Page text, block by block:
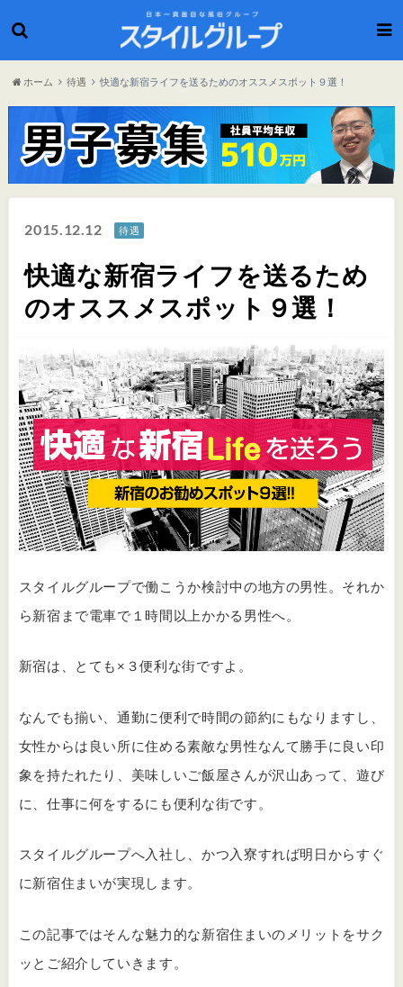
ホーム 待遇 快適な新宿ライフを送るためのオススメスポット９選！
2015.12.12 待遇
快適な新宿ライフを送るため
のオススメスポット９選！
スタイルグループで働こうか検討中の地方の男性。それか
ら新宿まで電車で１時間以上かかる男性へ。
新宿は、とても×３便利な街ですよ。
なんでも揃い、通勤に便利で時間の節約にもなりますし、
女性からは良い所に住める素敵な男性なんて勝手に良い印
象を持たれたり、美味しいご飯屋さんが沢山あって、遊び
に、仕事に何をするにも便利な街です。
スタイルグループへ入社し、かつ入寮すれば明日からすぐ
に新宿住まいが実現します。
この記事ではそんな魅力的な新宿住まいのメリットをサク
ッとご紹介していきます。